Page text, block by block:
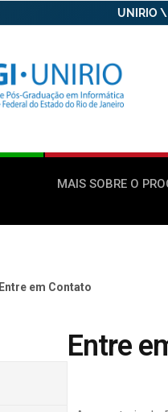
UNIRIO \
MAIS SOBRE O
Entre em Contato
Entre